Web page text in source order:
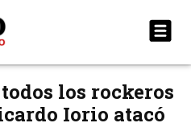
los rockeros
Iorio atacó